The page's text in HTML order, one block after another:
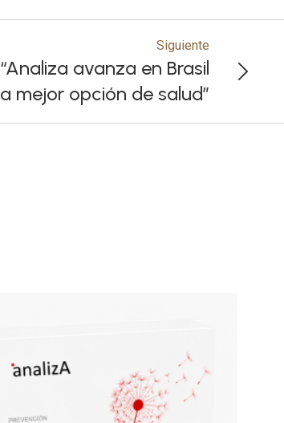
Siguiente
avanza en Brasil
mejor opción de salud”